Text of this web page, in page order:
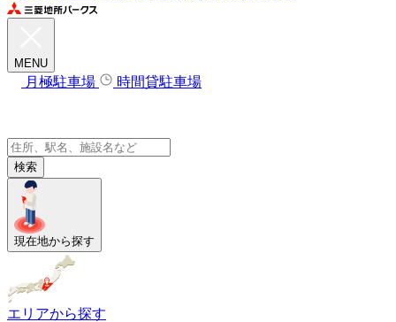
MENU
月極駐車場 時間貸駐車場
検索
現在地から探す
エリアから探す